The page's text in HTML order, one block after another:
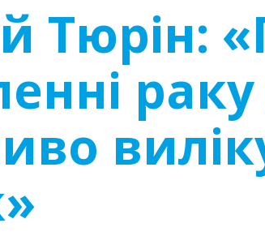
Тюрін: